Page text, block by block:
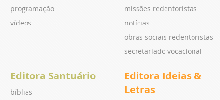
programação
vídeos
missões redentoristas
notícias
obras sociais redentoristas
secretariado vocacional
Editora Santuário
bíblias
Editora Ideias &
Letras